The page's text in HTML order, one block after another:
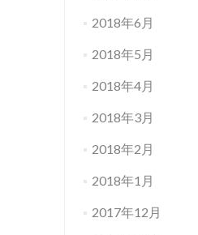
2018年6月
2018年5月
2018年4月
2018年3月
2018年2月
2018年1月
2017年12月